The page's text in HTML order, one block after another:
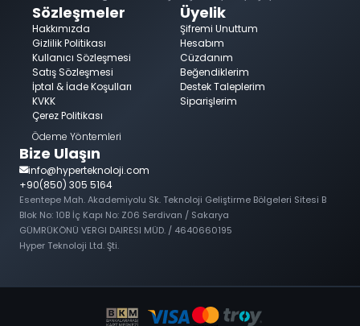
Sözleşmeler
Hakkımızda
Gizlilik Politikası
Kullanıcı Sözleşmesi
Satış Sözleşmesi
İptal & İade Koşulları
KVKK
Çerez Politikası
Ödeme Yöntemleri
Üyelik
Şifremi Unuttum
Hesabım
Cüzdanım
Beğendiklerim
Destek Taleplerim
Siparişlerim
Bize Ulaşın
info@hyperteknoloji.com
+90(850) 305 5164
Esentepe Mah. Akademiyolu Sk. Teknoloji Geliştirme Bölgeleri Sitesi B
Blok No: 10B İç Kapı No: Z06 Serdivan / Sakarya
GÜMRÜKÖNÜ VERGI DAIRESI MÜD. / 4640660195
Hyper Teknoloji Ltd. Şti.